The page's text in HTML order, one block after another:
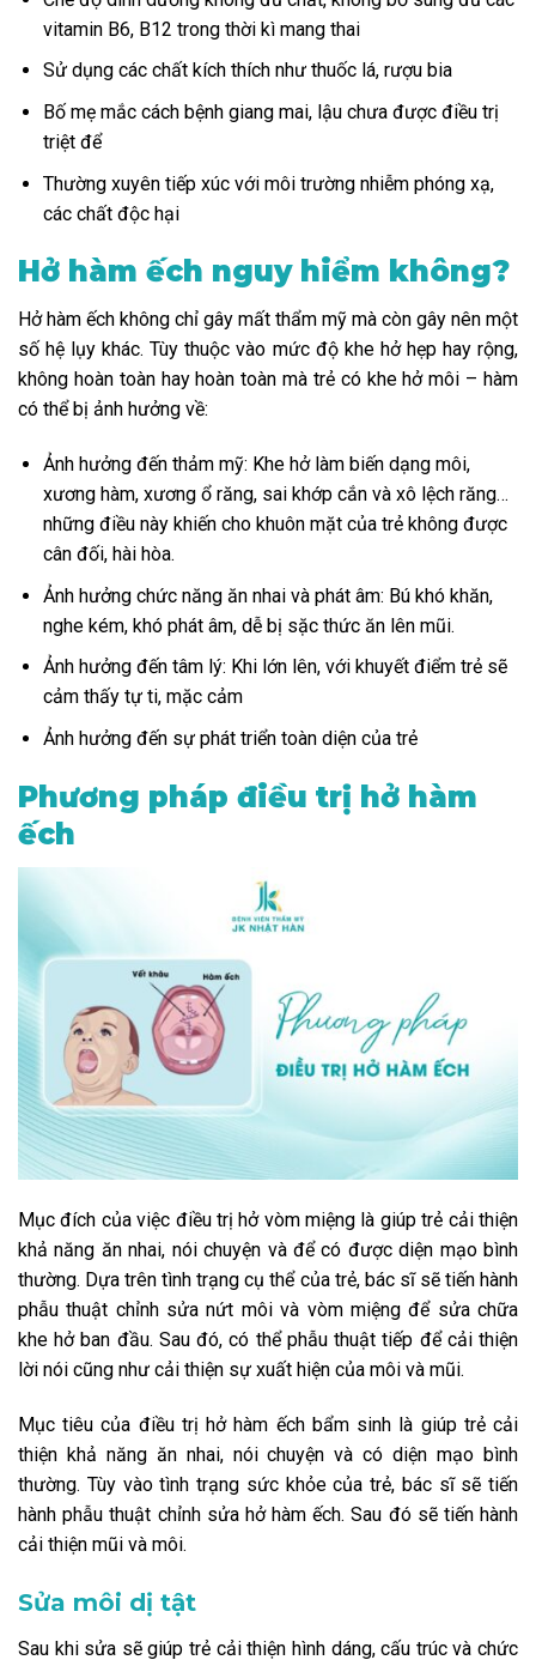
vitamin B6, B12 trong thời kì mang thai
Sử dụng các chất kích thích như thuốc lá, rượu bia
Bố mẹ mắc cách bệnh giang mai, lậu chưa được điều trị
triệt để
Thường xuyên tiếp xúc với môi trường nhiễm phóng xạ,
các chất độc hại
Hở hàm ếch nguy hiểm không?
Hở hàm ếch không chỉ gây mất thẩm mỹ mà còn gây nên một
số hệ lụy khác. Tùy thuộc vào mức độ khe hở hẹp hay rộng,
không hoàn toàn hay hoàn toàn mà trẻ có khe hở môi – hàm
có thể bị ảnh hưởng về:
Ảnh hưởng đến thảm mỹ: Khe hở làm biến dạng môi,
xương hàm, xương ổ răng, sai khớp cắn và xô lệch răng…
những điều này khiến cho khuôn mặt của trẻ không được
cân đối, hài hòa.
Ảnh hưởng chức năng ăn nhai và phát âm: Bú khó khăn,
nghe kém, khó phát âm, dễ bị sặc thức ăn lên mũi.
Ảnh hưởng đến tâm lý: Khi lớn lên, với khuyết điểm trẻ sẽ
cảm thấy tự ti, mặc cảm
Ảnh hưởng đến sự phát triển toàn diện của trẻ
Phương pháp điều trị hở hàm
ếch
Mục đích của việc điều trị hở vòm miệng là giúp trẻ cải thiện
khả năng ăn nhai, nói chuyện và để có được diện mạo bình
thường. Dựa trên tình trạng cụ thể của trẻ, bác sĩ sẽ tiến hành
phẫu thuật chỉnh sửa nứt môi và vòm miệng để sửa chữa
khe hở ban đầu. Sau đó, có thể phẫu thuật tiếp để cải thiện
lời nói cũng như cải thiện sự xuất hiện của môi và mũi.
Mục tiêu của điều trị hở hàm ếch bẩm sinh là giúp trẻ cải
thiện khả năng ăn nhai, nói chuyện và có diện mạo bình
thường. Tùy vào tình trạng sức khỏe của trẻ, bác sĩ sẽ tiến
hành phẫu thuật chỉnh sửa hở hàm ếch. Sau đó sẽ tiến hành
cải thiện mũi và môi.
Sửa môi dị tật
Sau khi sửa sẽ giúp trẻ cải thiện hình dáng, cấu trúc và chức